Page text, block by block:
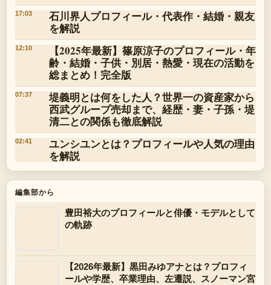
17:03
石川界人プロフィール・代表作・結婚・親友
を解説
12:10
【2025年最新】篠原涼子のプロフィール・年
齢・結婚・子供・別居・熱愛・現在の活動を
総まとめ！完全版
07:37
堤義明とは何をした人？世界一の資産家から
西武グループ売却まで、経歴・妻・子孫・堤
清二との関係も徹底解説
02:41
ユンシユンとは？プロフィールや人気の理由
を解説
編集部から
豊田裕大のプロフィールと俳優・モデルとして
の軌跡
【2026年最新】黒田みゆアナとは？プロフィ
ールや学歴、卒業理由、左遷説、スノーマン宮